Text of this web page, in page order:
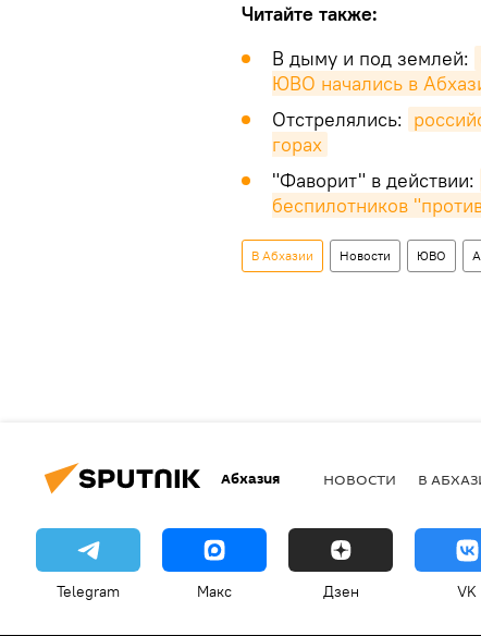
Читайте также:
В дыму и под землей:
ЮВО начались в
Отстрелялись:
горах
"Фаворит" в действии:
беспилотников
В Абхазии Новости ЮВО
Абхазия НОВОСТИ В
Telegram Макс Дзен VK